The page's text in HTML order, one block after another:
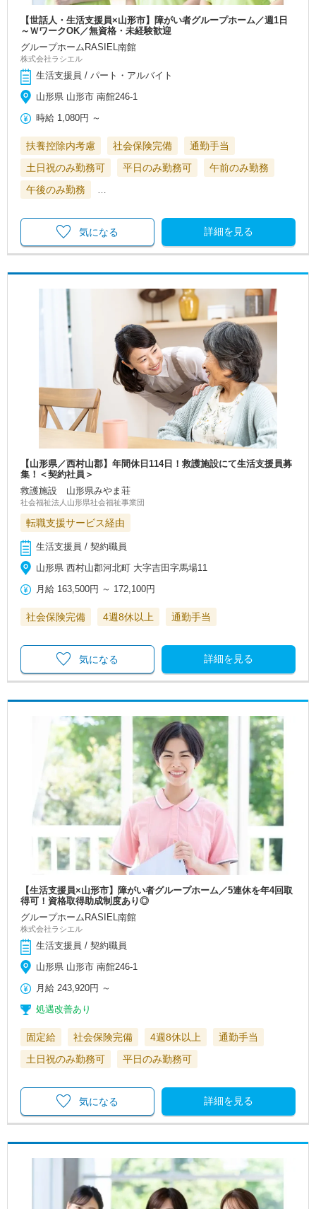
【世話人・生活支援員×山形市】障がい者グループホーム／週1日
～ＷワークOK／無資格・未経験歓迎
グループホームRASIEL南館
株式会社ラシエル
生活支援員 / パート・アルバイト
山形県 山形市 南館246-1
時給 1,080円 ～
扶養控除内考慮 社会保険完備
通勤手当
土日祝のみ勤務可
平日のみ勤務可
午前のみ勤務
午後のみ勤務
…
詳細を見る
気になる
【山形県／西村山郡】年間休日114日！救護施設にて生活支援員募
集！＜契約社員＞
救護施設 山形県みやま荘
社会福祉法人山形県社会福祉事業団
転職支援サービス経由
生活支援員 / 契約職員
山形県 西村山郡河北町 大字吉田字馬場11
月給 163,500円 ～ 172,100円
社会保険完備 4週8休以上 通勤手当
詳細を見る
気になる
【生活支援員×山形市】障がい者グループホーム／5連休を年4回取
得可！資格取得助成制度あり◎
グループホームRASIEL南館
株式会社ラシエル
生活支援員 / 契約職員
山形県 山形市 南館246-1
月給 243,920円 ～
処遇改善あり
固定給 社会保険完備 4週8休以上
通勤手当
土日祝のみ勤務可
平日のみ勤務可
詳細を見る
気になる